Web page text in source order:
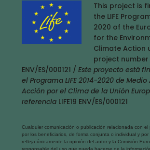
This project is
the LIFE
2020 of the
for the
Climate Action
project number
ENV/ES/000121 / Este proyecto está
el Programa LIFE 2014-2020 de
Acción por el Clima de la Unión
referencia LIFE19 ENV/ES/000121
Cualquier comunicación o publicación relacionada con el
por los beneficiarios, de forma conjunta o individual y por
refleja únicamente la opinión del autor y la Comisión
responsable del uso que pueda hacerse de la